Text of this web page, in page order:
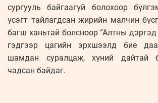
сургууль байгаагүй болохоор
үсэгт тайлагдсан жирийн малчин
багш ханьтай болсноор “Алтны
гэдгээр цагийн эрхшээлд бие
шамдан суралцаж, хүний дайтай
чадсан байдаг.